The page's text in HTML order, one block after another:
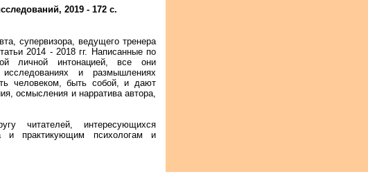
2019 - 172 с.
супервизора, ведущего тренера
2014 - 2018 гг. Написанные по
личной интонацией, все они
и размышлениях
человеком, быть собой, и дают
осмысления и нарратива автора,
читателей, интересующихся
и практикующим психологам и